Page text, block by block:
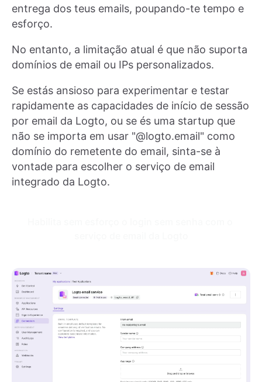
entrega dos teus emails, poupando-te tempo e
esforço.
No entanto, a limitação atual é que não suporta
domínios de email ou IPs personalizados.
Se estás ansioso para experimentar e testar
rapidamente as capacidades de início de sessão
por email da Logto, ou se és uma startup que
não se importa em usar "@logto.email" como
domínio do remetente do email, sinta-se à
vontade para escolher o serviço de email
integrado da Logto.